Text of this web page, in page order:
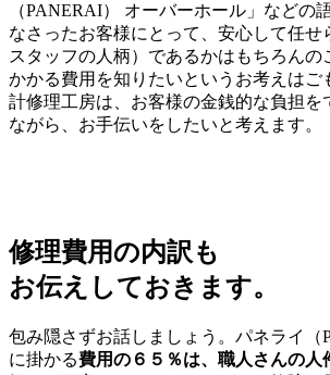
（PANERAI） オーバーホール」などの
なさったお客様にとって、安心して任せ
スタッフの人柄）であるかはもちろんの
かかる費用を知りたいというお考えはご
計修理工房は、お客様の金銭的な負担を
ながら、お手伝いをしたいと考えます。
修理費用の内訳も
お伝えしておきます。
包み隠さずお話しましょう。パネライ（
に掛かる費用の６５％は、職人さんの人